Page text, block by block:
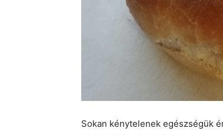
Sokan kénytelenek egészségük